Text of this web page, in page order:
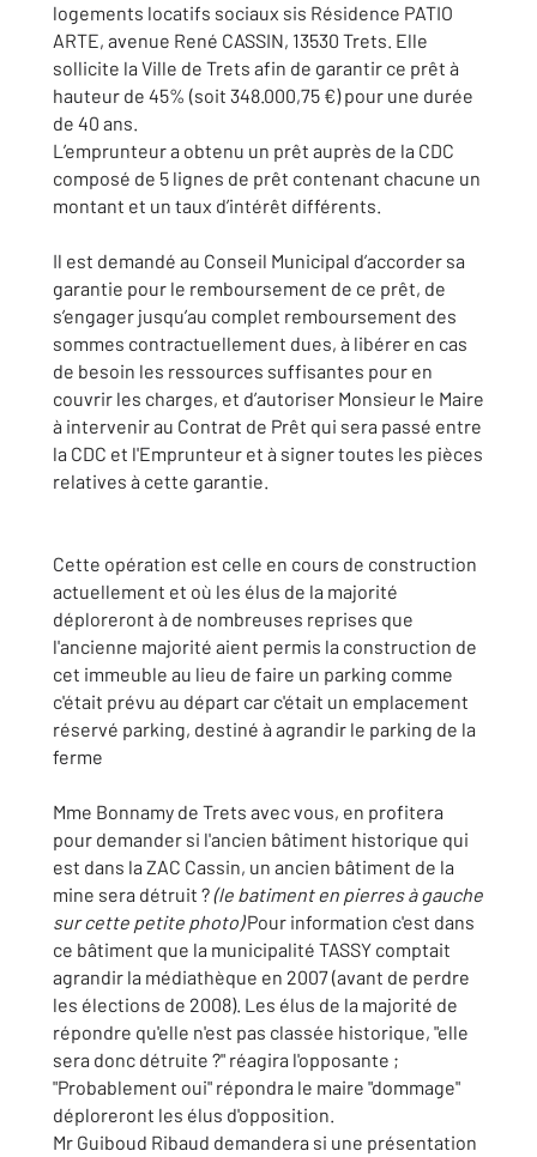
logements locatifs sociaux sis Résidence PATIO
ARTE, avenue René CASSIN, 13530 Trets. Elle
sollicite la Ville de Trets afin de garantir ce prêt à
hauteur de 45% (soit 348.000,75 €) pour une durée
de 40 ans.
L’emprunteur a obtenu un prêt auprès de la CDC
composé de 5 lignes de prêt contenant chacune un
montant et un taux d’intérêt différents.
Il est demandé au Conseil Municipal d’accorder sa
garantie pour le remboursement de ce prêt, de
s’engager jusqu’au complet remboursement des
sommes contractuellement dues, à libérer en cas
de besoin les ressources suffisantes pour en
couvrir les charges, et d’autoriser Monsieur le Maire
à intervenir au Contrat de Prêt qui sera passé entre
la CDC et l'Emprunteur et à signer toutes les pièces
relatives à cette garantie.
Cette opération est celle en cours de construction
actuellement et où les élus de la majorité
déploreront à de nombreuses reprises que
l'ancienne majorité aient permis la construction de
cet immeuble au lieu de faire un parking comme
c'était prévu au départ car c'était un emplacement
réservé parking, destiné à agrandir le parking de la
ferme
Mme Bonnamy de Trets avec vous, en profitera
pour demander si l'ancien bâtiment historique qui
est dans la ZAC Cassin, un ancien bâtiment de la
mine sera détruit ?(le batiment en pierres à gauche
sur cette petite photo)Pour information c'est dans
ce bâtiment que la municipalité TASSY comptait
agrandir la médiathèque en 2007 (avant de perdre
les élections de 2008). Les élus de la majorité de
répondre qu'elle n'est pas classée historique, "elle
sera donc détruite ?" réagira l'opposante ;
"Probablement oui" répondra le maire "dommage"
déploreront les élus d'opposition.
Mr Guiboud Ribaud demandera si une présentation